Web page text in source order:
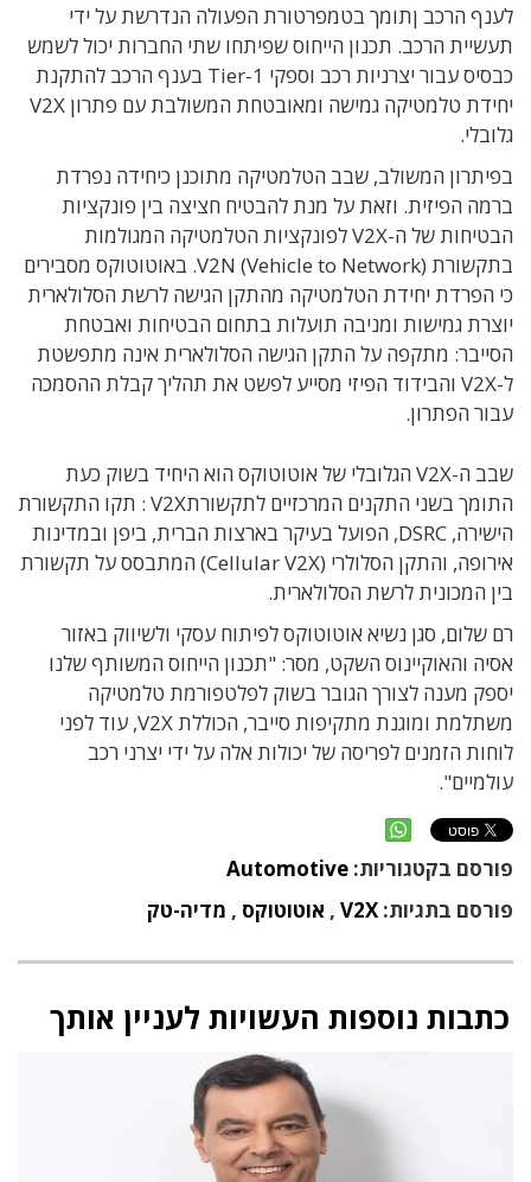
לענף הרכב ןתומך בטמפרטורת הפעולה הנדרשת על ידי
תעשיית הרכב. תכנון הייחוס שפיתחו שתי החברות יכול לשמש
כבסיס עבור יצרניות רכב וספקי Tier-1 בענף הרכב להתקנת
יחידת טלמטיקה גמישה ומאובטחת המשולבת עם פתרון V2X
גלובלי.
בפיתרון המשולב, שבב הטלמטיקה מתוכנן כיחידה נפרדת
ברמה הפיזית. וזאת על מנת להבטיח חציצה בין פונקציות
הבטיחות של ה-V2X לפונקציות הטלמטיקה המגולמות
בתקשורת V2N (Vehicle to Network). באוטוטוקס מסבירים
כי הפרדת יחידת הטלמטיקה מהתקן הגישה לרשת הסלולארית
יוצרת גמישות ומניבה תועלות בתחום הבטיחות ואבטחת
הסייבר: מתקפה על התקן הגישה הסלולארית אינה מתפשטת
ל-V2X והבידוד הפיזי מסייע לפשט את תהליך קבלת ההסמכה
עבור הפתרון.
שבב ה-V2X הגלובלי של אוטוטוקס הוא היחיד בשוק כעת
התומך בשני התקנים המרכזיים לתקשורתV2X : תקו התקשורת
הישירה, DSRC, הפועל בעיקר בארצות הברית, ביפן ובמדינות
אירופה, והתקן הסלולרי (Cellular V2X) המתבסס על תקשורת
בין המכונית לרשת הסלולארית.
רם שלום, סגן נשיא אוטוטוקס לפיתוח עסקי ולשיווק באזור
אסיה והאוקיינוס השקט, מסר: "תכנון הייחוס המשותף שלנו
יספק מענה לצורך הגובר בשוק לפלטפורמת טלמטיקה
משתלמת ומוגנת מתקיפות סייבר, הכוללת V2X, עוד לפני
לוחות הזמנים לפריסה של יכולות אלה על ידי יצרני רכב
עולמיים".
פורסם בקטגוריות: Automotive
פורסם בתגיות: V2X
, אוטוטוקס , מדיה-טק
כתבות נוספות העשויות לעניין אותך